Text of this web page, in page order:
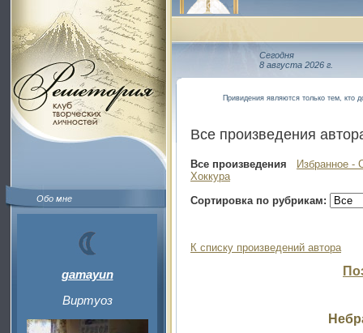
Обо мне
gamayun
Виртуоз
Сегодня
8 августа 2026 г.
Привидения являются только тем, кто
Все произведения
Все произведения
Избранное -
Хоккура
Сортировка по рубрикам:
К списку произведений автора